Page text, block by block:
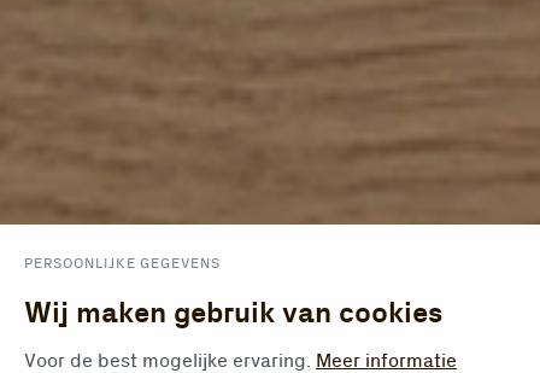
PERSOONLIJKE GEGEVENS
Wij maken gebruik van cookies
Voor de best mogelijke ervaring. Meer informatie